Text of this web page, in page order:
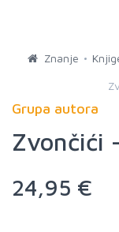
Znanje
Grupa autora
Zvončići
24,95 €